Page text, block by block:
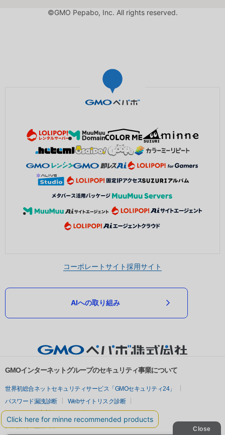
©GMO Pepabo, Inc. All rights reserved.
コーポレートサイト採用サイト
AIへの取り組み
GMOインターネットグループのセキュリティ事業について
世界初総合ネットセキュリティサービス「GMOセキュリティ24」
パスワード漏洩診断
Webサイトリスク診断
セキュリティ相談AIチャットボット
実在証明・盗聴対策